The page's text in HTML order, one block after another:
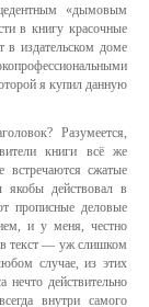
«дымовым
в книгу красочные
издательском доме
я купил данную
Разумеется,
книги всё же
встречаются сжатые
действовал в
прописные деловые
и у меня, честно
в текст — уж слишком
случае, из этих
действительно
внутри самого